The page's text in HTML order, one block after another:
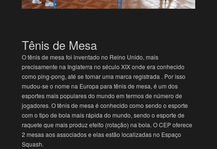
Tênis de Mesa
O tênis de mesa foi inventado no Reino Unido, mais
precisamente na Inglaterra no século XIX onde era conhecido
como ping-pong, até se tornar uma marca registrada . Por isso
mudou-se o nome na Europa para tênis de mesa, é um dos
esportes mais populares do mundo em termos de número de
jogadores. O tênis de mesa é conhecido como sendo o esporte
com o tipo de bola mais rápida do mundo, sendo o esporte de
raquete que mais produz efeito (rotação) na bola. O CEP oferece
2 mesas aos associados e elas estão localizadas no Espaço
Squash.